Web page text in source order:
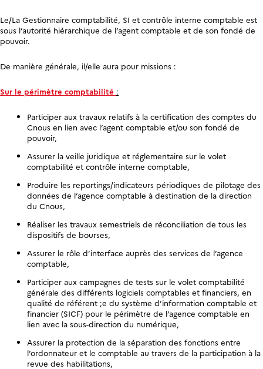
Le/La Gestionnaire comptabilité, SI et contrôle interne comptable est
sous l’autorité hiérarchique de l’agent comptable et de son fondé de
pouvoir.
De manière générale, il/elle aura pour missions :
Sur le périmètre comptabilité :
Participer aux travaux relatifs à la certification des comptes du
Cnous en lien avec l’agent comptable et/ou son fondé de
pouvoir,
Assurer la veille juridique et réglementaire sur le volet
comptabilité et contrôle interne comptable,
Produire les reportings/indicateurs périodiques de pilotage des
données de l’agence comptable à destination de la direction
du Cnous,
Réaliser les travaux semestriels de réconciliation de tous les
dispositifs de bourses,
Assurer le rôle d’interface auprès des services de l’agence
comptable,
Participer aux campagnes de tests sur le volet comptabilité
générale des différents logiciels comptables et financiers, en
qualité de référent ;e du système d’information comptable et
financier (SICF) pour le périmètre de l’agence comptable en
lien avec la sous-direction du numérique,
Assurer la protection de la séparation des fonctions entre
l’ordonnateur et le comptable au travers de la participation à la
revue des habilitations,